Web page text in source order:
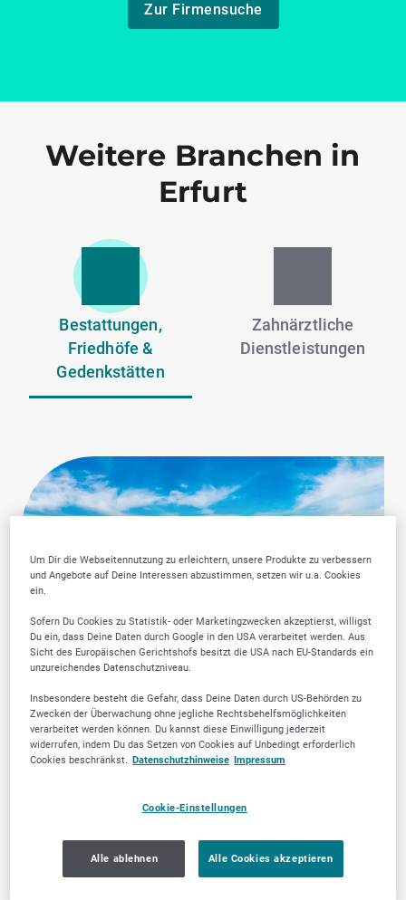
Zur Firmensuche
Weitere Branchen in
Erfurt
Bestattungen,
Friedhöfe &
Gedenkstätten
Zahnärztliche
Dienstleistungen
Warum SELLWERK
Trusted Firmen wählen?
Um Dir die Webseitennutzung zu erleichtern, unsere Produkte zu verbessern
und Angebote auf Deine Interessen abzustimmen, setzen wir u.a. Cookies
ein.
Sofern Du Cookies zu Statistik- oder Marketingzwecken akzeptierst, willigst
Du ein, dass Deine Daten durch Google in den USA verarbeitet werden. Aus
Sicht des Europäischen Gerichtshofs besitzt die USA nach EU-Standards ein
unzureichendes Datenschutzniveau.
Insbesondere besteht die Gefahr, dass Deine Daten durch US-Behörden zu
Zwecken der Überwachung ohne jegliche Rechtsbehelfsmöglichkeiten
verarbeitet werden können. Du kannst diese Einwilligung jederzeit
widerrufen, indem Du das Setzen von Cookies auf Unbedingt erforderlich
Cookies beschränkst. Datenschutzhinweise Impressum
Cookie-Einstellungen
Alle ablehnen Alle Cookies akzeptieren